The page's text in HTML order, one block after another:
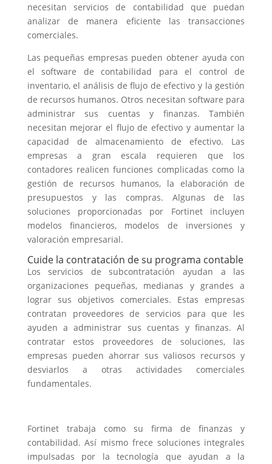
necesitan servicios de contabilidad que puedan
analizar de manera eficiente las transacciones
comerciales.
Las pequeñas empresas pueden obtener ayuda con
el software de contabilidad para el control de
inventario, el análisis de flujo de efectivo y la gestión
de recursos humanos. Otros necesitan software para
administrar sus cuentas y finanzas. También
necesitan mejorar el flujo de efectivo y aumentar la
capacidad de almacenamiento de efectivo. Las
empresas a gran escala requieren que los
contadores realicen funciones complicadas como la
gestión de recursos humanos, la elaboración de
presupuestos y las compras. Algunas de las
soluciones proporcionadas por Fortinet incluyen
modelos financieros, modelos de inversiones y
valoración empresarial.
Cuide la contratación de su programa contable
Los servicios de subcontratación ayudan a las
organizaciones pequeñas, medianas y grandes a
lograr sus objetivos comerciales. Estas empresas
contratan proveedores de servicios para que les
ayuden a administrar sus cuentas y finanzas. Al
contratar estos proveedores de soluciones, las
empresas pueden ahorrar sus valiosos recursos y
desviarlos a otras actividades comerciales
fundamentales.
Fortinet trabaja como su firma de finanzas y
contabilidad. Así mismo frece soluciones integrales
impulsadas por la tecnología que ayudan a la